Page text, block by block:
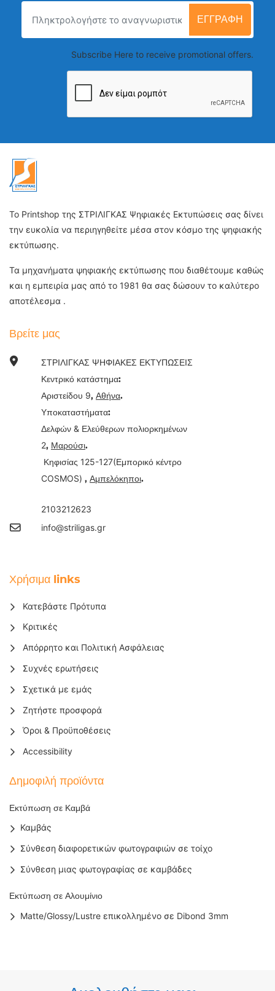
ΕΓΓΡΑΦΉ
Subscribe Here to receive promotional offers.
Το Printshop της ΣΤΡΙΛΙΓΚΑΣ Ψηφιακές Εκτυπώσεις σας δίνει
την ευκολία να περιηγηθείτε μέσα στον κόσμο της ψηφιακής
εκτύπωσης.
Τα μηχανήματα ψηφιακής εκτύπωσης που διαθέτουμε καθώς
και η εμπειρία μας από το 1981 θα σας δώσουν το καλύτερο
αποτέλεσμα .
Βρείτε μας
ΣΤΡΙΛΙΓΚΑΣ ΨΗΦΙΑΚΕΣ ΕΚΤΥΠΩΣΕΙΣ
Κεντρικό κατάστημα:
Αριστείδου 9, Αθήνα.
Υποκαταστήματα:
Δελφών & Ελεύθερων πολιορκημένων
2, Μαρούσι.
Κηφισίας 125-127(Εμπορικό κέντρο
COSMOS) , Αμπελόκηποι.
2103212623
info@striligas.gr
Χρήσιμα links
Κατεβάστε Πρότυπα
Κριτικές
Απόρρητο και Πολιτική Ασφάλειας
Συχνές ερωτήσεις
Σχετικά με εμάς
Ζητήστε προσφορά
Όροι & Προϋποθέσεις
Accessibility
Δημοφιλή προϊόντα
Εκτύπωση σε Καμβά
Καμβάς
Σύνθεση διαφορετικών φωτογραφιών σε τοίχο
Σύνθεση μιας φωτογραφίας σε καμβάδες
Εκτύπωση σε Αλουμίνιο
Matte/Glossy/Lustre επικολλημένο σε Dibond 3mm